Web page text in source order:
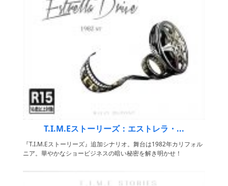
T.I.M.Eストーリーズ：エストレラ・...
『T.I.M.Eストーリーズ』追加シナリオ。舞台は1982年カリフォル
ニア。華やかなショービジネスの暗い秘密を解き明かせ！